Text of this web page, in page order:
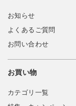
お知らせ
よくあるご質問
お問い合わせ
お買い物
カテゴリ一覧